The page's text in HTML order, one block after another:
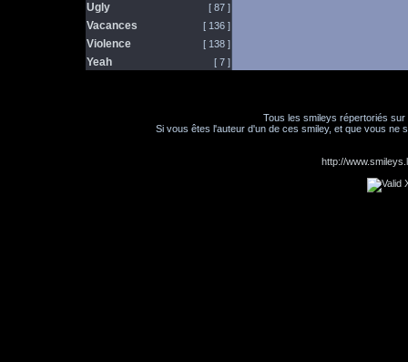
Ugly [ 87 ]
Vacances [ 136 ]
Violence [ 138 ]
Yeah [ 7 ]
Tous les smileys répertoriés
Si vous êtes l'auteur d'un de ces smiley, et que vous ne
http://